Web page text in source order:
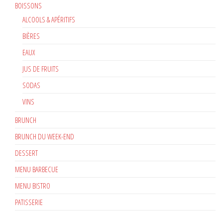
BOISSONS
ALCOOLS & APÉRITIFS
BIÈRES
EAUX
JUS DE FRUITS
SODAS
VINS
BRUNCH
BRUNCH DU WEEK-END
DESSERT
MENU BARBECUE
MENU BISTRO
PATISSERIE